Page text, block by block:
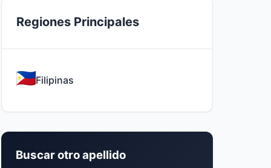
Regiones Principales
Filipinas
Buscar otro apellido